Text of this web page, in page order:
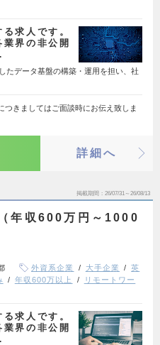
求人です。
界の非公開
たデータ基盤の構築・運用を担い、社
つきましてはご面談時にお伝え致しま
詳細へ
掲載期間 26/07/31～26/08/13
年収600万円～1000
外資系企業 大手企業
英
年収600万以上
リモートワー
求人です。
業界の非公開